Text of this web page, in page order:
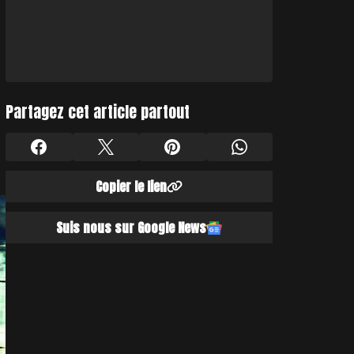
Partagez cet article partout
Copier le lien
Suis nous sur Google News